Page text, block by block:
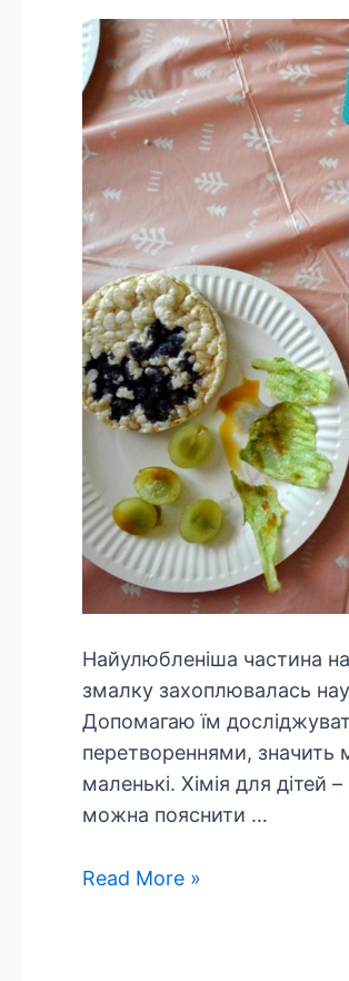
Найулюбленіша частина
змалку захоплювалась
Допомагаю їм
перетвореннями, значить
маленькі. Хімія для
можна пояснити …
Chemia
Read More »